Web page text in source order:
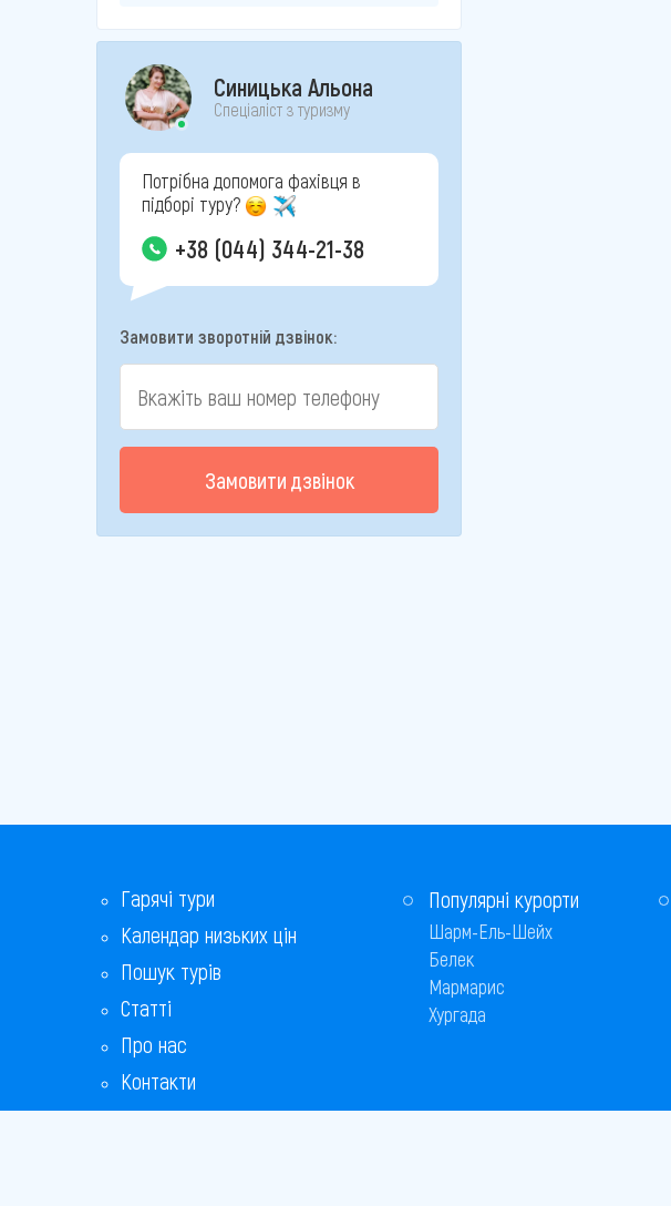
Синицька Альона
Спеціаліст з туризму
Потрібна допомога фахівця в
підборі туру?
+38 (044) 344-21-38
Замовити зворотній дзвінок:
Замовити дзвінок
Гарячі тури
Календар низьких цін
Пошук турів
Статті
Про нас
Контакти
Бонусна програма
Популярні курорти
Шарм-Ель-Шейх
Белек
Мармарис
Хургада